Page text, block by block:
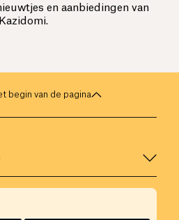
en aanbiedingen van
Kazidomi.
begin van de pagina